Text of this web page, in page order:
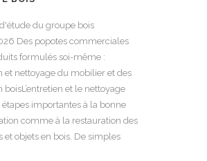
du groupe bois
Des popotes commerciales
formulés soi-même :
et nettoyage du mobilier et des
boisL’entretien et le nettoyage
étapes importantes à la bonne
comme à la restauration des
et objets en bois. De simples